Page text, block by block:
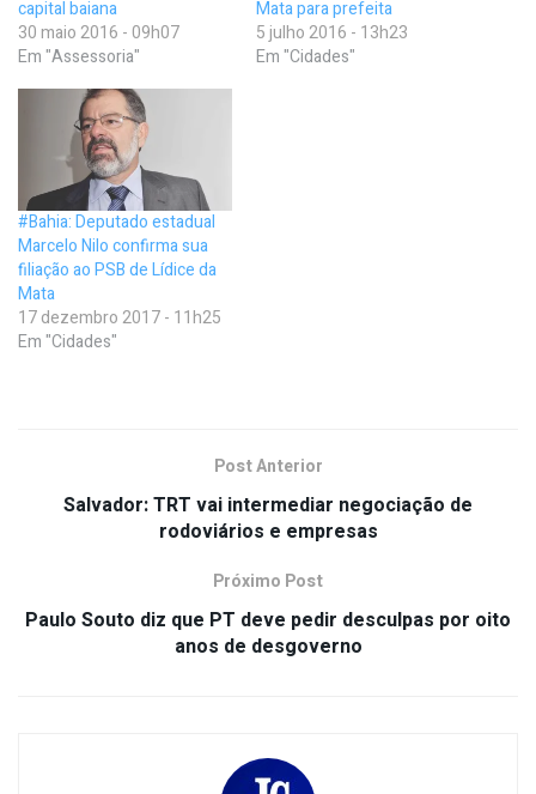
capital baiana
30 maio 2016 - 09h07
Em "Assessoria"
Mata para prefeita
5 julho 2016 - 13h23
Em "Cidades"
#Bahia: Deputado estadual
Marcelo Nilo confirma sua
filiação ao PSB de Lídice da
Mata
17 dezembro 2017 - 11h25
Em "Cidades"
Post Anterior
Salvador: TRT vai intermediar negociação de
rodoviários e empresas
Próximo Post
Paulo Souto diz que PT deve pedir desculpas por oito
anos de desgoverno